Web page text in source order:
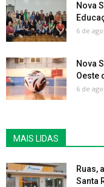
Nova
6 de
Nova
Oeste
6 de
MAIS LIDAS
Ruas,
Santa